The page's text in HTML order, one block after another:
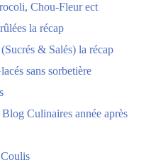
Chou-Fleur ect
la récap
& Salés) la récap
sans sorbetière
Culinaires année après